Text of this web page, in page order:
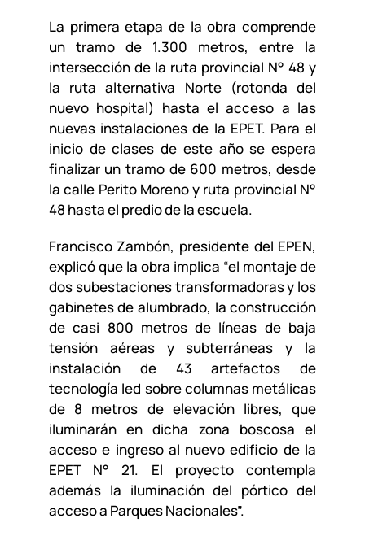
La primera etapa de la obra comprende
un tramo de 1.300 metros, entre la
intersección de la ruta provincial N° 48 y
la ruta alternativa Norte (rotonda del
nuevo hospital) hasta el acceso a las
nuevas instalaciones de la EPET. Para el
inicio de clases de este año se espera
finalizar un tramo de 600 metros, desde
la calle Perito Moreno y ruta provincial N°
48 hasta el predio de la escuela.
Francisco Zambón, presidente del EPEN,
explicó que la obra implica “el montaje de
dos subestaciones transformadoras y los
gabinetes de alumbrado, la construcción
de casi 800 metros de líneas de baja
tensión aéreas y subterráneas y la
instalación de 43 artefactos de
tecnología led sobre columnas metálicas
de 8 metros de elevación libres, que
iluminarán en dicha zona boscosa el
acceso e ingreso al nuevo edificio de la
EPET N° 21. El proyecto contempla
además la iluminación del pórtico del
acceso a Parques Nacionales”.